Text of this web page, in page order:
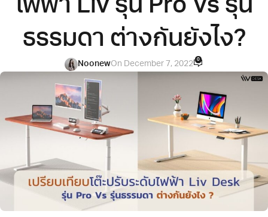
ไฟฟ้า Liv รุ่น Pro Vs รุ่น
ธรรมดา ต่างกันยังไง?
NoonewOn December 7, 2022 0